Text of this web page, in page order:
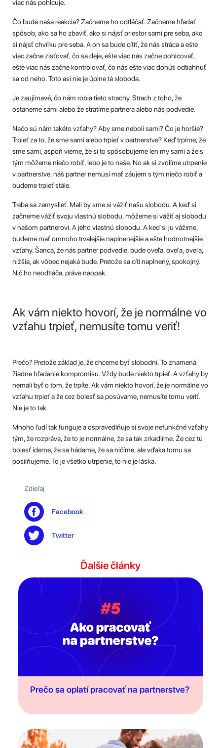
viac nás pohlcuje.
Čo bude naša reakcia? Začneme ho odtláčať. Začneme hľadať
spôsob, ako sa ho zbaviť, ako si nájsť priestor sami pre seba, ako
si nájsť chvíľku pre seba. A on sa bude cítiť, že nás stráca a ešte
viac začne zisťovať, čo sa deje, ešte viac nás začne pohlcovať,
ešte viac nás začne kontrolovať, čo nás ešte viac donúti odtiahnuť
sa od neho. Toto asi nie je úplne tá sloboda.
Je zaujímavé, čo nám robia tieto strachy. Strach z toho, že
ostaneme sami alebo že stratíme partnera alebo nás podvedie.
Načo sú nám takéto vzťahy? Aby sme neboli sami? Čo je horšie?
Trpieť za to, že sme sami alebo trpieť v partnerstve? Keď trpíme, že
sme sami, aspoň vieme, že si to spôsobujeme len my sami a že s
tým môžeme niečo robiť, lebo je to naše. No ak si zvolíme utrpenie
v partnerstve, náš partner nemusí mať záujem s tým niečo robiť a
budeme trpieť stále.
Treba sa zamyslieť. Mali by sme si vážiť našu slobodu. A keď si
začneme vážiť svoju vlastnú slobodu, môžeme si vážiť aj slobodu
v našom partnerovi. A jeho vlastnú slobodu. A keď si ju vážime,
budeme mať omnoho trvalejšie naplnenejšie a ešte hodnotnejšie
vzťahy. Šanca, že nás partner podvedie, bude oveľa, oveľa, oveľa,
nižšia, ak vôbec nejaká bude. Pretože sa cíti naplnený, spokojný.
Nič ho neodtláča, práve naopak.
Ak vám niekto hovorí, že je normálne vo
vzťahu trpieť, nemusíte tomu veriť!
Prečo? Pretože základ je, že chceme byť slobodní. To znamená
žiadne hľadanie kompromisu. Vždy bude niekto trpieť. A vzťahy by
nemali byť o tom, že trpíte. Ak vám niekto hovorí, že je normálne vo
vzťahu trpieť a že cez bolesť sa posúvame, nemusíte tomu veriť.
Nie je to tak.
Mnoho ľudí tak funguje a ospravedlňuje si svoje nefunkčné vzťahy
tým, že rozpráva, že to je normálne, že sa tak zrkadlíme. Že cez tú
bolesť ideme, že sa hádame, že sa ničíme, ale vďaka tomu sa
posilňujeme. To je všetko utrpenie, to nie je láska.
Zdieľaj
Facebook
Twitter
Ďalšie články
Prečo sa oplatí pracovať na partnerstve?